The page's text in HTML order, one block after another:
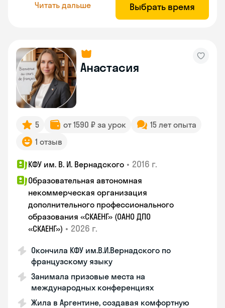
Читать дальше Выбрать время
Анастасия
5 от 1590 ₽ за урок
15 лет опыта
1 отзыв
КФУ им. В. И. Вернадского • 2016 г.
Образовательная автономная
некоммерческая организация
дополнительного профессионального
образования «СКАЕНГ» (ОАНО ДПО
«СКАЕНГ») • 2026 г.
Окончила КФУ им.В.И.Вернадского по
французскому языку
Занимала призовые места на
международных конференциях
Жила в Аргентине, создавая комфортную